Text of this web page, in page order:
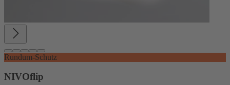
Rundum-Schutz
NIVOflip